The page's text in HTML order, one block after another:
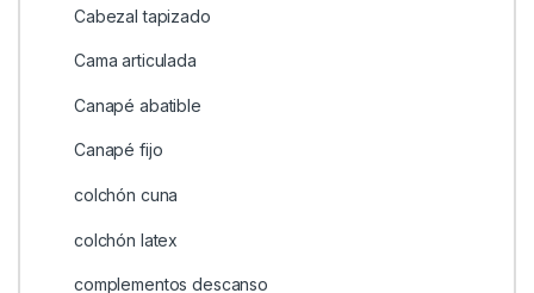
Cabezal tapizado
Cama articulada
Canapé abatible
Canapé fijo
colchón cuna
colchón latex
complementos descanso